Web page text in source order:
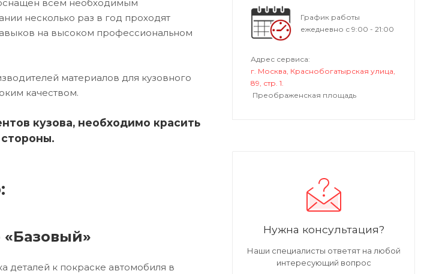
всем необходимым
несколько раз в год проходят
на высоком профессиональном
материалов для кузовного
качеством.
кузова, необходимо красить
деталей к покраске автомобиля в
График работы
ежедневно с 9:00 - 21:00
Адрес сервиса:
г. Москва, Краснобогатырская улица,
89, стр. 1.
Преображенская площадь
Нужна консультация?
Наши специалисты ответят на любой
интересующий вопрос